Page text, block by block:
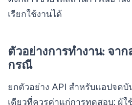
เรียกใช้งานได้
ตัวอย่างการทำงาน: จา
กรณี
ยกตัวอย่าง API สำหรับแอปจด
เดียวที่ควรค่าแก่การทดสอบ: ผู้ใ